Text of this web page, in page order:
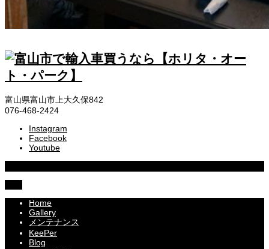
富山県富山市上大久保842
076-468-2424
Instagram
Facebook
Youtube
Home
Gallery
メンテナンス
KeePer
Blog